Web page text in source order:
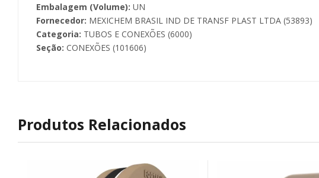
Embalagem (Volume): UN
Fornecedor: MEXICHEM BRASIL IND DE TRANSF PLAST LTDA (53893)
Categoria: TUBOS E CONEXÕES (6000)
Seção: CONEXÕES (101606)
Produtos Relacionados